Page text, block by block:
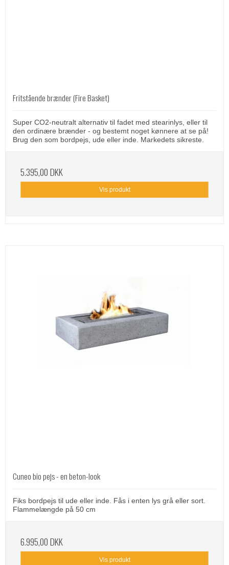
Fritstående brænder (Fire Basket)
Super CO2-neutralt alternativ til fadet med stearinlys, eller til
den ordinære brænder - og bestemt noget kønnere at se på!
Brug den som bordpejs, ude eller inde. Markedets sikreste.
5.395,00 DKK
Vis produkt
Cuneo bio pejs - en beton-look
Fiks bordpejs til ude eller inde. Fås i enten lys grå eller sort.
Flammelængde på 50 cm
6.995,00 DKK
Vis produkt